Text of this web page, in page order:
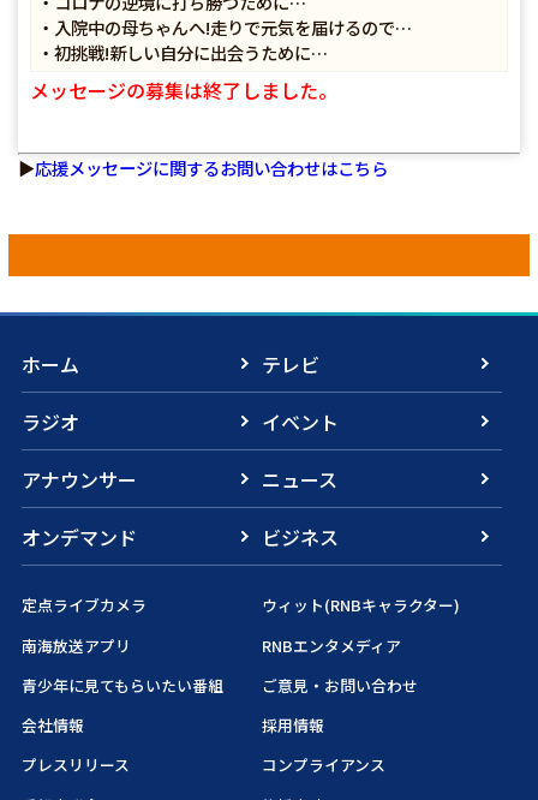
・入院中の母ちゃんへ!走りで元気を届けるので…
・初挑戦!新しい自分に出会うために…
メッセージの募集は終了しました。
▶応援メッセージに関するお問い合わせはこちら
ホーム
テレビ
ラジオ
イベント
アナウンサー
ニュース
オンデマンド
ビジネス
定点ライブカメラ
ウィット(RNBキャラクター)
南海放送アプリ
RNBエンタメディア
青少年に見てもらいたい番組
ご意見・お問い合わせ
会社情報
採用情報
プレスリリース
コンプライアンス